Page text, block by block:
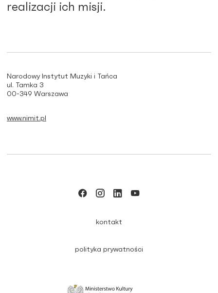
realizacji ich misji.
Narodowy Instytut Muzyki i Tańca
ul. Tamka 3
00-349 Warszawa
www.nimit.pl
kontakt
polityka prywatności